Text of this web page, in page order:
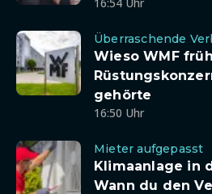
Überraschende
Wieso WMF
gehörte
16:50 Uhr
Mieter aufgepasst
Klimaanlage in
Wann du den